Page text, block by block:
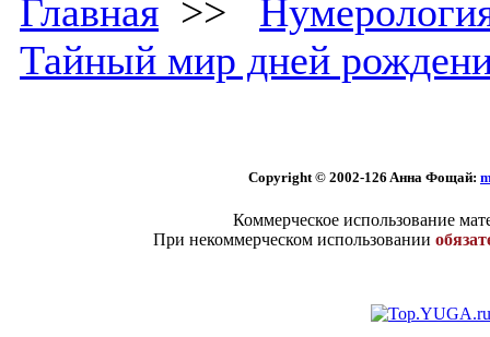
Главная >>
Тайный мир дней
Copyright © 2002-126 Aннa Фoщaй:
Коммерческое использование
При некоммерческом использовании